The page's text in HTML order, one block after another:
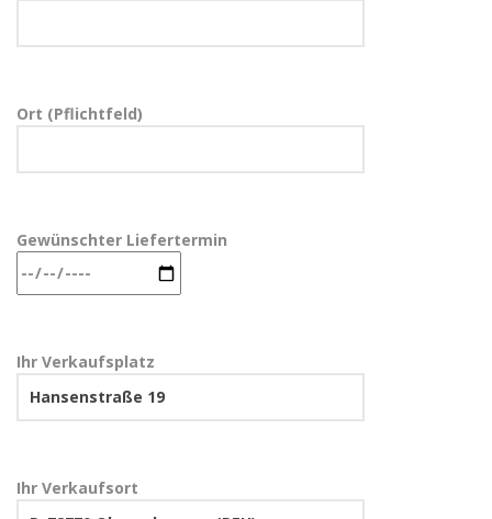
Ort (Pflichtfeld)
Gewünschter Liefertermin
Ihr Verkaufsplatz
Ihr Verkaufsort